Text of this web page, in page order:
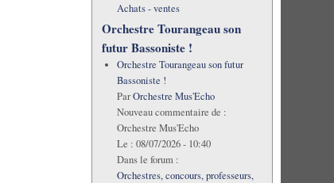
Achats - ventes
Orchestre Tourangeau son
futur Bassoniste !
Orchestre Tourangeau son futur
Bassoniste !
ParOrchestre Mus'Echo
Nouveau commentaire de :
Orchestre Mus'Echo
Le : 08/07/2026 - 10:40
Dans le forum :
Orchestres, concours, professeurs,